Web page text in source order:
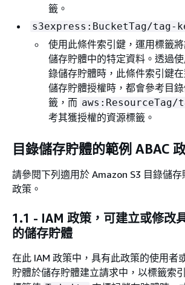
籤。
s3express:BucketTag/tag-
使用此條件索引鍵，運用標籤
儲存貯體中的特定資料。透過
錄儲存貯體時，此條件索引鍵
儲存貯體授權時，都會參考目
籤，而 aws:ResourceTag/
考其獲授權的資源標籤。
目錄儲存貯體的範例 ABAC
請參閱下列適用於 Amazon S3 目錄儲存
政策。
1.1 - IAM 政策，可建立或修改
的儲存貯體
在此 IAM 政策中，具有此政策的使用者
貯體於儲存貯體建立請求中，以標籤索